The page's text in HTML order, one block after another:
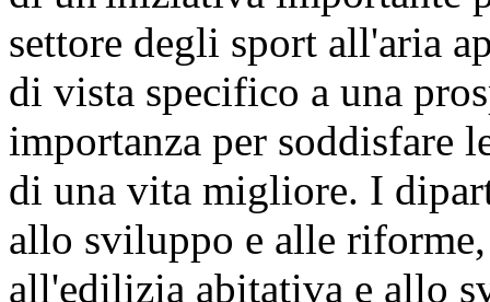
settore degli sport all'aria
di vista specifico a una
importanza per soddisfare
di una vita migliore. I
allo sviluppo e alle
all'edilizia abitativa e allo